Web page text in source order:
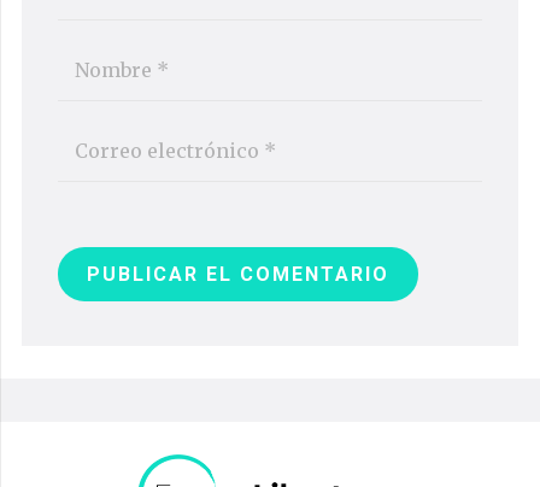
PUBLICAR EL COMENTARIO